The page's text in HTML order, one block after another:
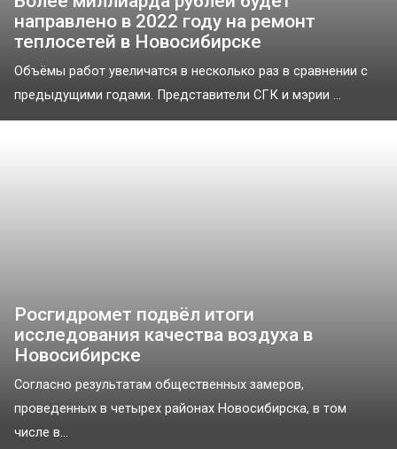
направлено в 2022 году на ремонт
теплосетей в Новосибирске
Объёмы работ увеличатся в несколько раз в сравнении с
предыдущими годами. Представители СГК и мэрии ...
Росгидромет подвёл итоги
исследования качества воздуха в
Новосибирске
Согласно результатам общественных замеров,
проведенных в четырех районах Новосибирска, в том
числе в...